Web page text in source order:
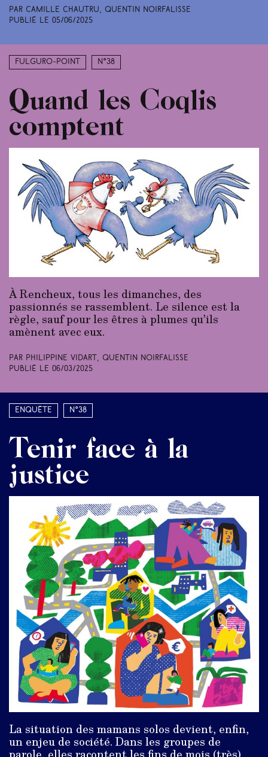
Par Camille Chautru, Quentin Noirfalisse
Publié le 05/06/2025
Fulguro-Point N°38
Quand les Coqlis
comptent
À Rencheux, tous les dimanches, des
passionnés se rassemblent. Le silence est la
règle, sauf pour les êtres à plumes qu’ils
amènent avec eux.
Par Philippine Vidart, Quentin Noirfalisse
Publié le 06/03/2025
Enquête N°38
Tenir face à la
justice
La situation des mamans solos devient, enfin,
un enjeu de société. Dans les groupes de